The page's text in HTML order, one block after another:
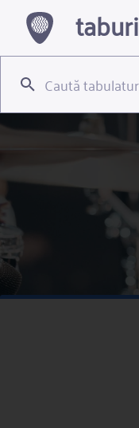
taburi